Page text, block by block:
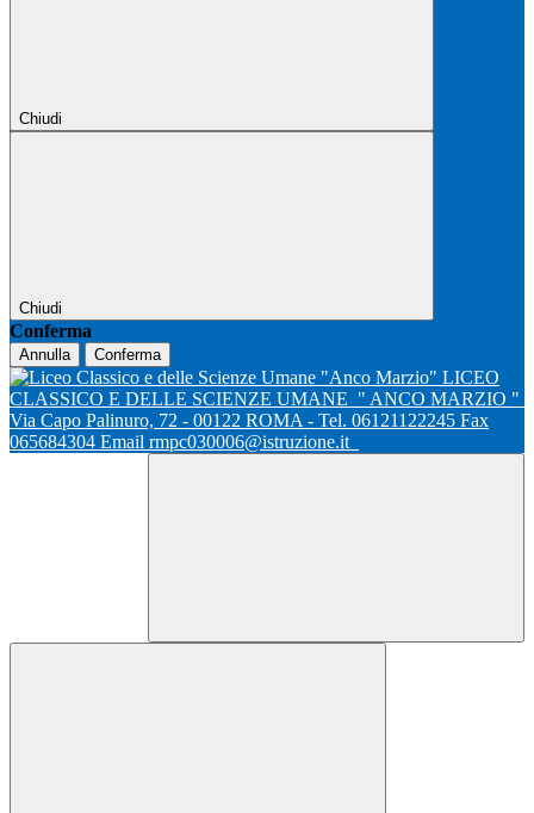
Chiudi
Chiudi
Conferma
Annulla Conferma
LICEO
CLASSICO E DELLE SCIENZE UMANE " ANCO MARZIO "
Via Capo Palinuro, 72 - 00122 ROMA - Tel. 06121122245 Fax
065684304 Email rmpc030006@istruzione.it